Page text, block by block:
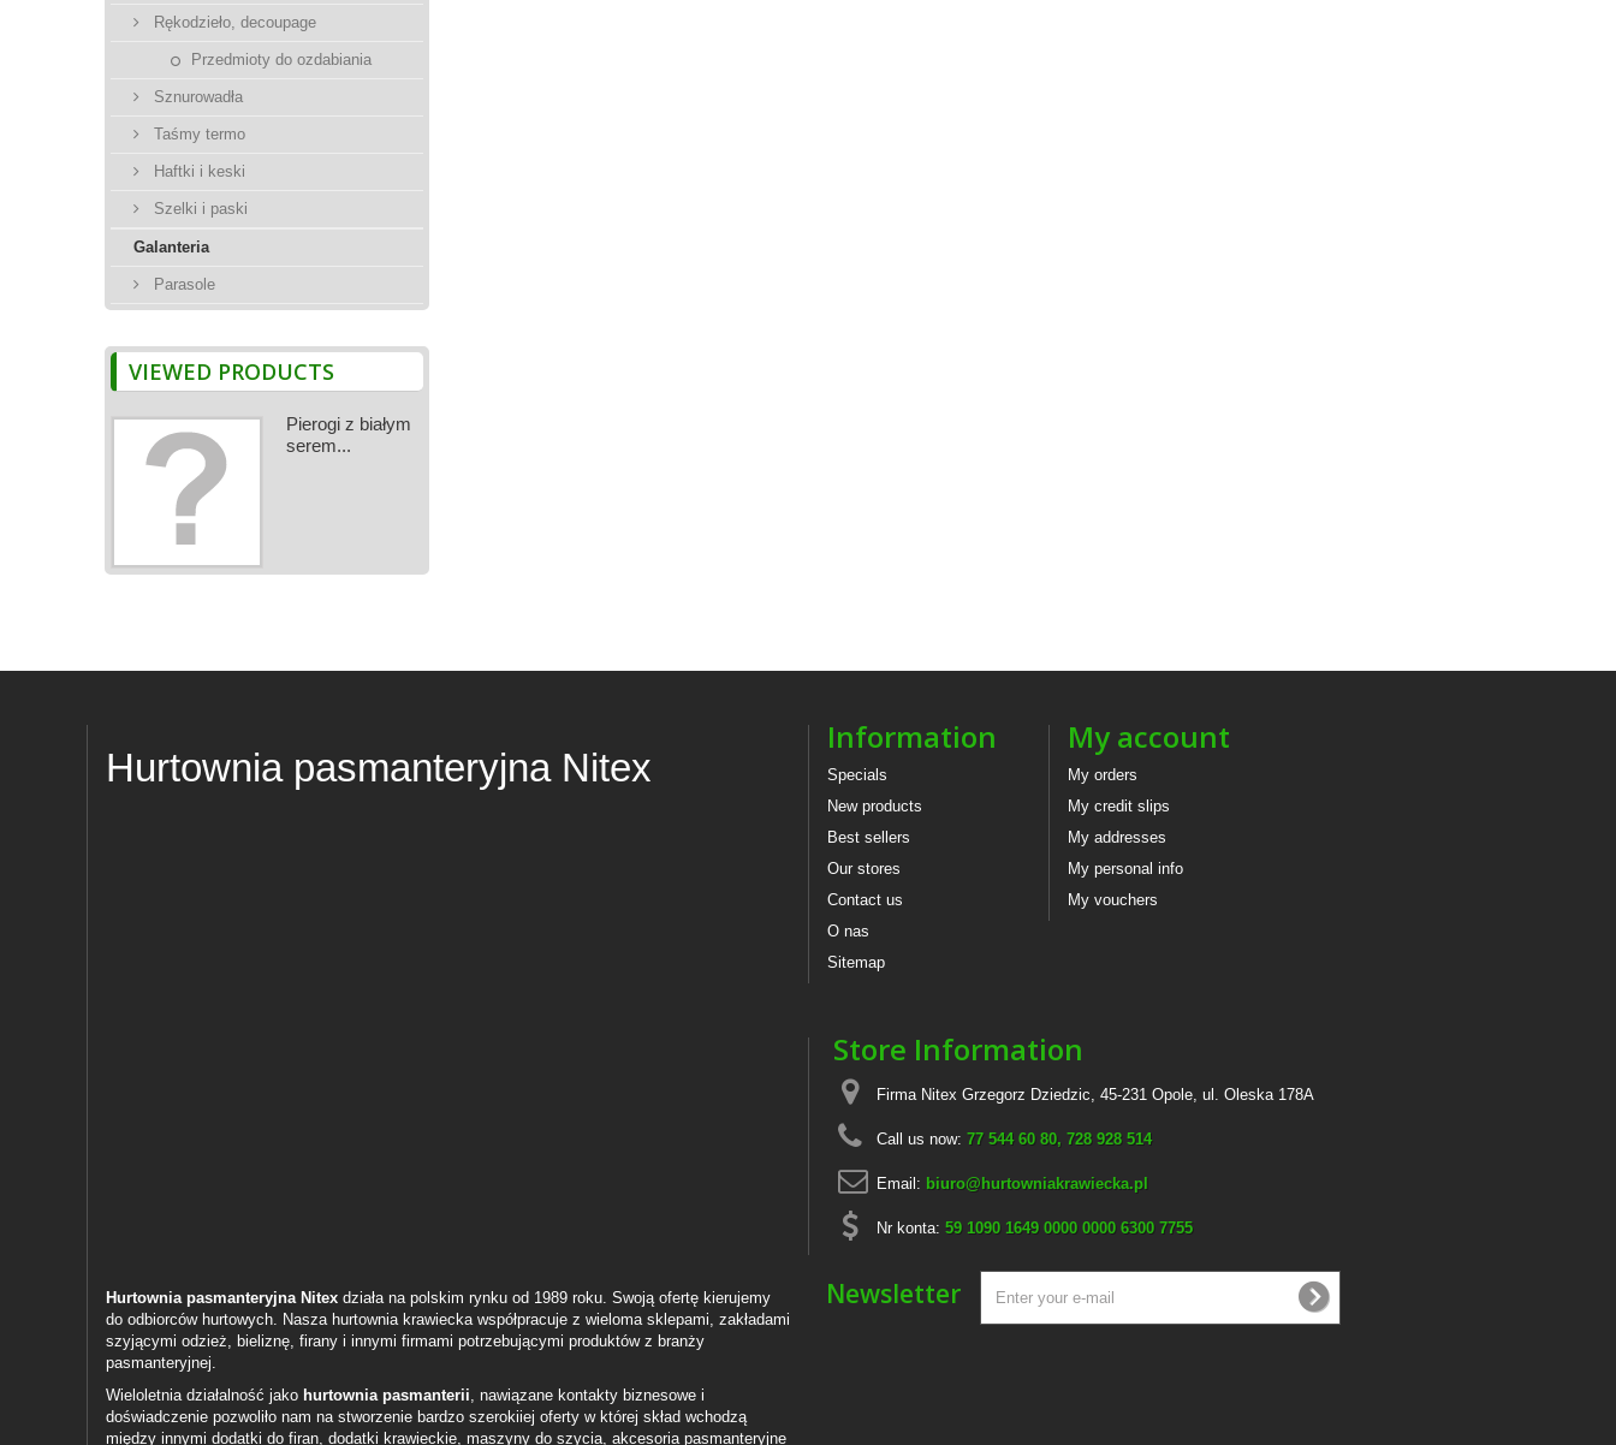
Rękodzieło, decoupage
Przedmioty do ozdabiania
Sznurowadła
Taśmy termo
Haftki i keski
Szelki i paski
Galanteria
Parasole
VIEWED PRODUCTS
Pierogi z białym
serem...
Hurtownia pasmanteryjna Nitex
Hurtownia pasmanteryjna Nitex działa na polskim rynku od 1989 roku. Swoją ofertę kierujemy
do odbiorców hurtowych. Nasza hurtownia krawiecka współpracuje z wieloma sklepami, zakładami
szyjącymi odzież, bieliznę, firany i innymi firmami potrzebującymi produktów z branży
pasmanteryjnej.
Wieloletnia działalność jako hurtownia pasmanterii, nawiązane kontakty biznesowe i
doświadczenie pozwoliło nam na stworzenie bardzo szerokiiej oferty w której skład wchodzą
między innymi dodatki do firan, dodatki krawieckie, maszyny do szycia, akcesoria pasmanteryjne
Information
Specials
New products
Best sellers
Our stores
Contact us
O nas
Sitemap
My account
My orders
My credit slips
My addresses
My personal info
My vouchers
Store Information
Firma Nitex Grzegorz Dziedzic, 45-231 Opole, ul. Oleska 178A
Call us now: 77 544 60 80, 728 928 514
Email: biuro@hurtowniakrawiecka.pl
Nr konta: 59 1090 1649 0000 0000 6300 7755
Newsletter